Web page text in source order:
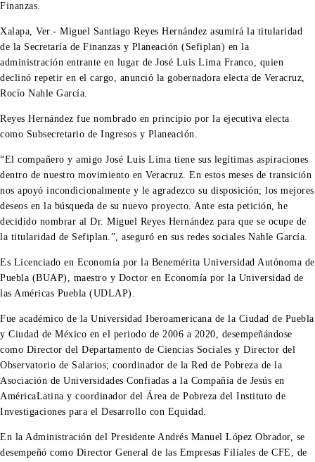
Finanzas.
Xalapa, Ver.- Miguel Santiago Reyes Hernández asumirá la titularidad
de la Secretaría de Finanzas y Planeación (Sefiplan) en la
administración entrante en lugar de José Luis Lima Franco, quien
declinó repetir en el cargo, anunció la gobernadora electa de Veracruz,
Rocío Nahle García.
Reyes Hernández fue nombrado en principio por la ejecutiva electa
como Subsecretario de Ingresos y Planeación.
“El compañero y amigo José Luis Lima tiene sus legítimas aspiraciones
dentro de nuestro movimiento en Veracruz. En estos meses de transición
nos apoyó incondicionalmente y le agradezco su disposición; los mejores
deseos en la búsqueda de su nuevo proyecto. Ante esta petición, he
decidido nombrar al Dr. Miguel Reyes Hernández para que se ocupe de
la titularidad de Sefiplan.”, aseguró en sus redes sociales Nahle García.
Es Licenciado en Economía por la Benemérita Universidad Autónoma de
Puebla (BUAP), maestro y Doctor en Economía por la Universidad de
las Américas Puebla (UDLAP).
Fue académico de la Universidad Iberoamericana de la Ciudad de Puebla
y Ciudad de México en el periodo de 2006 a 2020, desempeñándose
como Director del Departamento de Ciencias Sociales y Director del
Observatorio de Salarios; coordinador de la Red de Pobreza de la
Asociación de Universidades Confiadas a la Compañía de Jesús en
AméricaLatina y coordinador del Área de Pobreza del Instituto de
Investigaciones para el Desarrollo con Equidad.
En la Administración del Presidente Andrés Manuel López Obrador, se
desempeñó como Director General de las Empresas Filiales de CFE, de